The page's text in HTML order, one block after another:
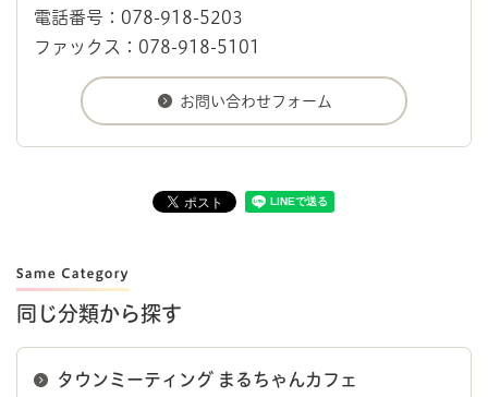
電話番号：078-918-5203
ファックス：078-918-5101
同じ分類から探す
タウンミーティング まるちゃんカフェ